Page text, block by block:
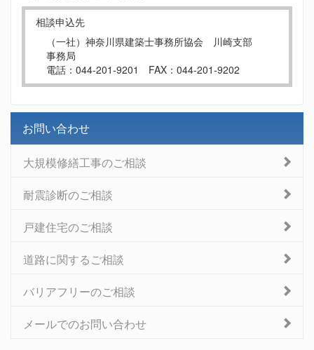
相談申込先
（一社）神奈川県建築士事務所協会 川崎支部
事務局
電話：044-201-9201 FAX：044-201-9202
お問い合わせ
大規模修繕工事のご相談
耐震診断のご相談
戸建住宅のご相談
道路に関するご相談
バリアフリーのご相談
メールでのお問い合わせ